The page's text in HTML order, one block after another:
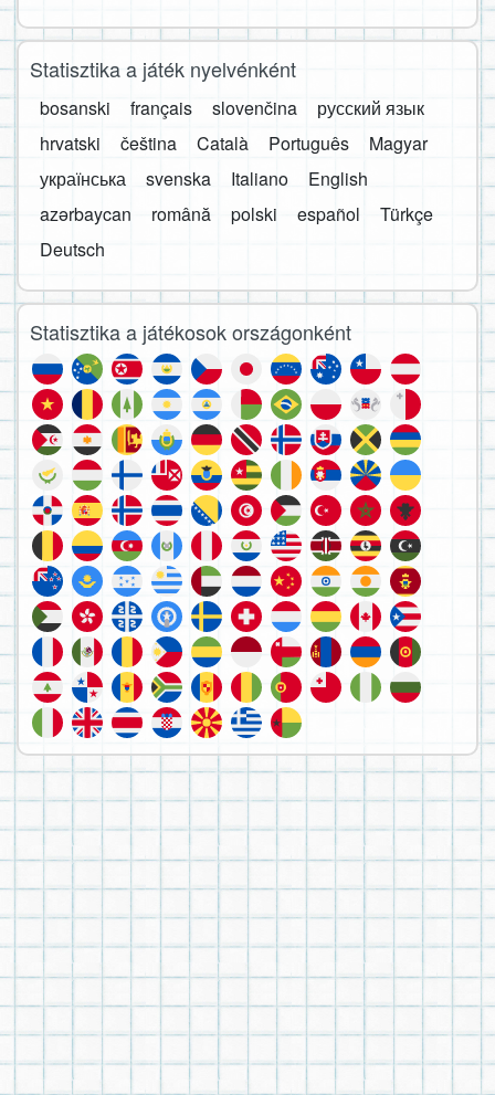
Statisztika a játék nyelvénként
bosanski français slovenčina
русский язык
hrvatski
čeština Català Português
Magyar
українська
svenska Italiano
English
azərbaycan
română polski español
Türkçe
Deutsch
Statisztika a játékosok országonként